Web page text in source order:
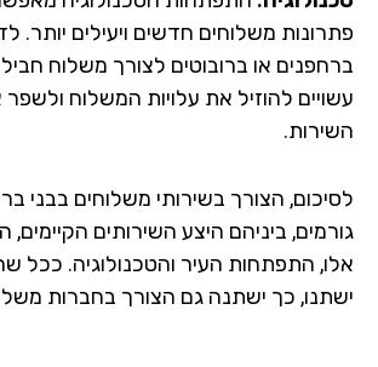
פתרונות משלוחים חדשים ויעילים יותר.
ברחפנים או ברובוטים לצורך משלוח
עשויים להוזיל את עלויות המשלוח ולשפר
השירות.
לסיכום, הצורך בשירותי משלוחים בבני
גורמים, ביניהם היצע השירותים הקיימים,
אלו, התפתחות העיר והטכנולוגיה. ככל
ישתנו, כך ישתנה גם הצורך בחברות